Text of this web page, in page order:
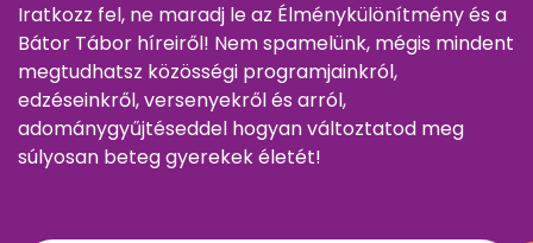
Iratkozz fel, ne maradj le az Élménykülönítmény és a
Bátor Tábor híreiről! Nem spamelünk, mégis mindent
megtudhatsz közösségi programjainkról,
edzéseinkről, versenyekről és arról,
adománygyűjtéseddel hogyan változtatod meg
súlyosan beteg gyerekek életét!